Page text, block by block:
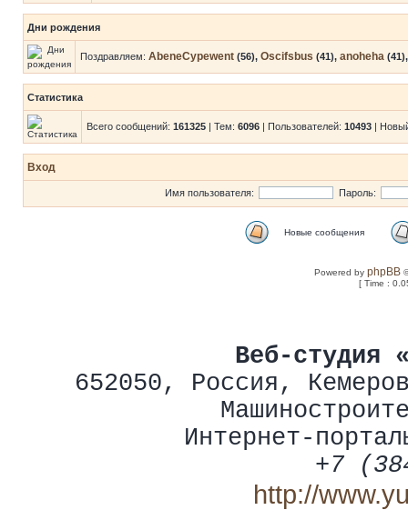
Дни рождения
Поздравляем: AbeneCypewent (56), Oscifsbus (41), anoheha
Статистика
Всего сообщений: 161325 | Тем: 6096 | Пользователей: 10493 |
Вход
Имя пользователя: Пароль:
Новые сообщения
Powered byphpBB
[ Time :
Веб-студия
652050, Россия ,
Интернет-
+7
http://